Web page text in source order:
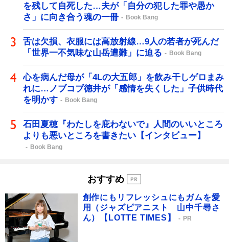
を残して自死した…夫が「自分の犯した罪や愚か
さ」に向き合う魂の一冊
Book Bang
舌は欠損、衣服には高放射線…9人の若者が死んだ
「世界一不気味な山岳遭難」に迫る
Book Bang
心を病んだ母が「4Lの大五郎」を飲み干しゲロまみ
れに…ノブコブ徳井が「感情を失くした」子供時代
を明かす
Book Bang
石田夏穂『わたしを庇わないで』人間のいいところ
よりも悪いところを書きたい【インタビュー】
Book Bang
おすすめ
創作にもリフレッシュにもガムを愛
用（ジャズピアニスト 山中千尋さ
ん）【LOTTE TIMES】
PR